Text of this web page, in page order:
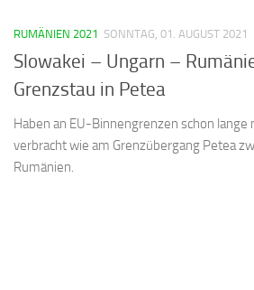
RUMÄNIEN 2021 SONNTAG, 01. AUGUST 2021
Slowakei – Ungarn –
Grenzstau in Petea
Haben an EU-Binnengrenzen schon lange
verbracht wie am Grenzübergang Petea
Rumänien.